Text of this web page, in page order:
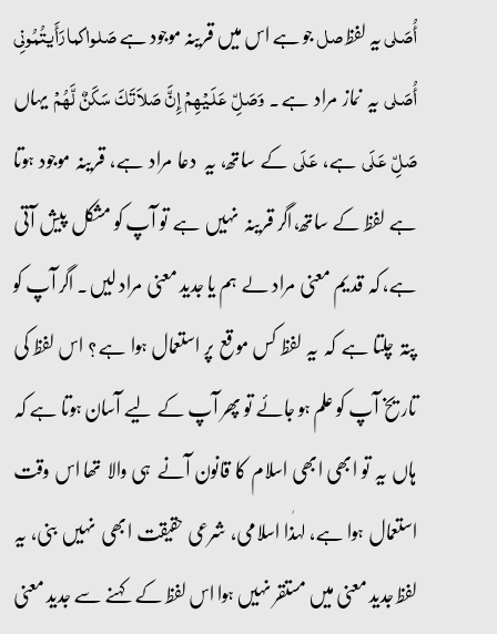
أُصَلییہ لفظصلجو ہے اس میں قرینہ موجود ہےصَلوا کما رَأَیتُمُونِی
أُصَلییہ نماز مراد ہے۔وَصَلِّ عَلَيْهِمْ إِنَّ صَلاَتَكَ سَكَنٌ لَّهُمْیہاں
صَلِّ عَلَیہے،عَلَیکے ساتھ، یہ دعا مراد ہے، قرینہ موجود ہوتا
ہے لفظ کے ساتھ، اگر قرینہ نہیں ہے تو آپ کو مشکل پیش آتی
ہے، کہ قدیم معنی مراد لے ہم یا جدید معنی مراد لیں۔ اگر آپ کو
پتہ چلتا ہے کہ یہ لفظ کس موقع پر استعمال ہوا ہے؟ اس لفظ کی
تاریخ آپ کو علم ہو جائے تو پھر آپ کے لیے آسان ہوتا ہے کہ
ہاں یہ تو ابھی ابھی اسلام کا قانون آنے ہی والا تھا اس وقت
استعمال ہوا ہے، لہٰذا اسلامی، شرعی حقیقت ابھی نہیں بنی، یہ
لفظ جدید معنی میں مستقر نہیں ہوا اس لفظ کے کہنے سے جدید معنی